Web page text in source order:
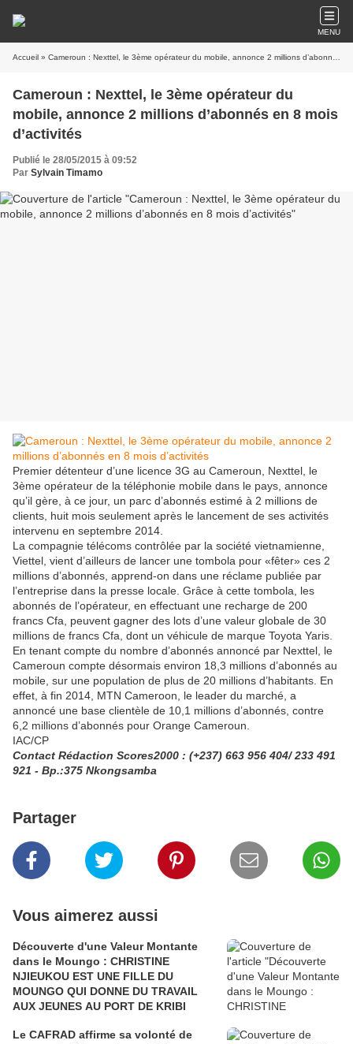
MENU
Accueil » Cameroun : Nexttel, le 3ème opérateur du mobile, annonce 2 millions d’abonnés en 8 mois d’activités
Cameroun : Nexttel, le 3ème opérateur du
mobile, annonce 2 millions d’abonnés en 8 mois
d’activités
Publié le 28/05/2015 à 09:52
Par Sylvain Timamo
Premier détenteur d’une licence 3G au Cameroun, Nexttel, le
3ème opérateur de la téléphonie mobile dans le pays, annonce
qu’il gère, à ce jour, un parc d’abonnés estimé à 2 millions de
clients, huit mois seulement après le lancement de ses activités
intervenu en septembre 2014.
La compagnie télécoms contrôlée par la société vietnamienne,
Viettel, vient d’ailleurs de lancer une tombola pour «fêter» ces 2
millions d’abonnés, apprend-on dans une réclame publiée par
l’entreprise dans la presse locale. Grâce à cette tombola, les
abonnés de l’opérateur, en effectuant une recharge de 200
francs Cfa, peuvent gagner des lots d’une valeur globale de 30
millions de francs Cfa, dont un véhicule de marque Toyota Yaris.
En tenant compte du nombre d’abonnés annoncé par Nexttel, le
Cameroun compte désormais environ 18,3 millions d’abonnés au
mobile, sur une population de plus de 20 millions d’habitants. En
effet, à fin 2014, MTN Cameroon, le leader du marché, a
annoncé une base clientèle de 10,1 millions d’abonnés, contre
6,2 millions d’abonnés pour Orange Cameroun.
IAC/CP
Contact Rédaction Scores2000 : (+237) 663 956 404/ 233 491
921 - Bp.:375 Nkongsamba
Partager
Vous aimerez aussi
Découverte d'une Valeur Montante
dans le Moungo : CHRISTINE
NJIEUKOU EST UNE FILLE DU
MOUNGO QUI DONNE DU TRAVAIL
AUX JEUNES AU PORT DE KRIBI
Le CAFRAD affirme sa volonté de